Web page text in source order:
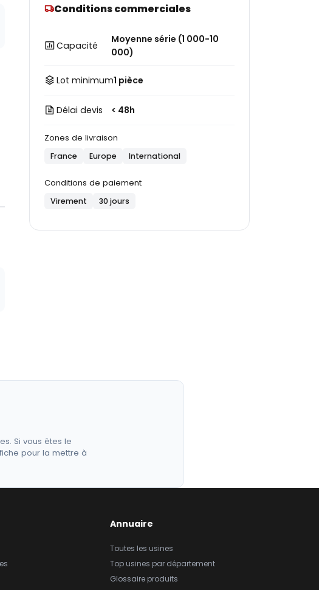
Conditions commerciales
Capacité
Moyenne série (1 000-10
000)
Lot minimum1 pièce
Délai devis < 48h
Zones de livraison
France Europe International
Conditions de paiement
Virement 30 jours
Si vous êtes le
pour la mettre à
Annuaire
Toutes les usines
Top usines par département
Glossaire produits